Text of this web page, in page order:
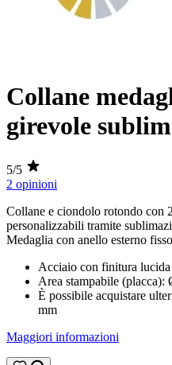
Collane
girevole
5/5
2 opinioni
Collane e ciondolo rotondo con
personalizzabili tramite
Medaglia con anello esterno
Acciaio con finitura lucida
Area stampabile (placca):
È possibile acquistare
mm
Maggiori informazioni